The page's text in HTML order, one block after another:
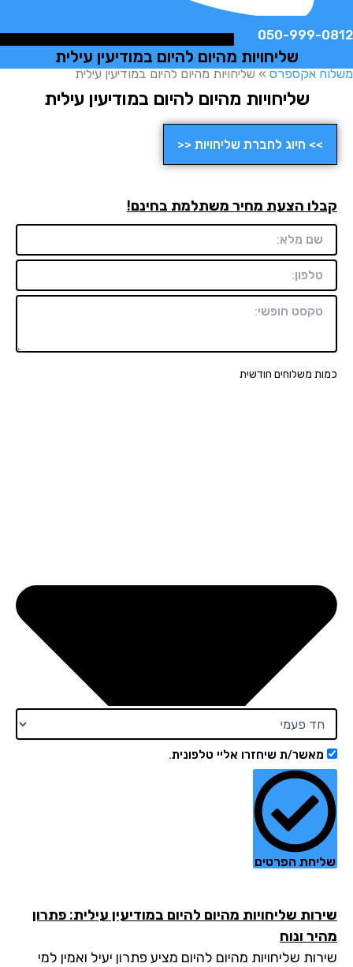
050-999-
שליחויות מהיום להיום במודיעין עילית
אקספרס»שליחויות מהיום להיום במודיעין עילית
שליחויות מהיום להיום במודיעין עילית
>> חיוג לחברת שליחויות <<
הצעת מחיר משתלמת בחינם!
משלוחים חודשית
מאשר/ת שיחזרו אליי טלפונית.
הפרטים
שליחויות מהיום להיום במודיעין עילית: פתרון
ונוח
שליחויות מהיום להיום מציע פתרון יעיל ואמין למי